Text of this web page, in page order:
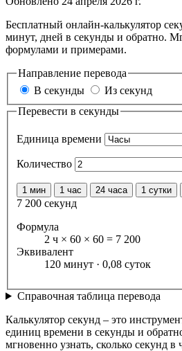
Бесплатный онлайн-калькулятор
минут, дней в секунды и обратно.
формулами и примерами.
Направление перевода
В секунды
Из секунд
Перевести в секунды
Единица времени
Количество
1 мин 1 час 24 часа 1 сутки
7 200 секунд
Формула
2 ч × 60 × 60 = 7 200
Эквивалент
120 минут · 0,08 суток
Справочная таблица перевода
Калькулятор секунд – это
единиц времени в секунды и
мгновенно узнать, сколько секунд в